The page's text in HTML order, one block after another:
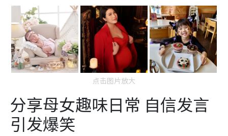
点击图片放大
分享母女趣味日常 自信发言
引发爆笑